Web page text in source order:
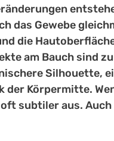
das Gewebe
die
am Bauch sind
Silhouette,
der Körpermitte.
subtiler aus.